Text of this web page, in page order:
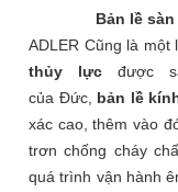
Bản lề
ADLER Cũng là một
thủy lực được
của Đức, bản lề
xác cao, thêm vào
trơn chống cháy
quá trình vận hành